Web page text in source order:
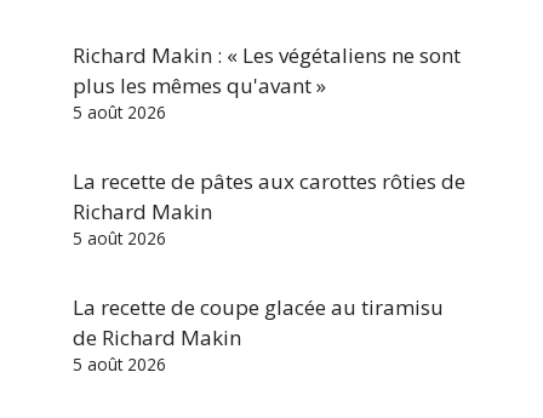
Richard Makin : « Les végétaliens ne sont
plus les mêmes qu'avant »
5 août 2026
La recette de pâtes aux carottes rôties de
Richard Makin
5 août 2026
La recette de coupe glacée au tiramisu
de Richard Makin
5 août 2026